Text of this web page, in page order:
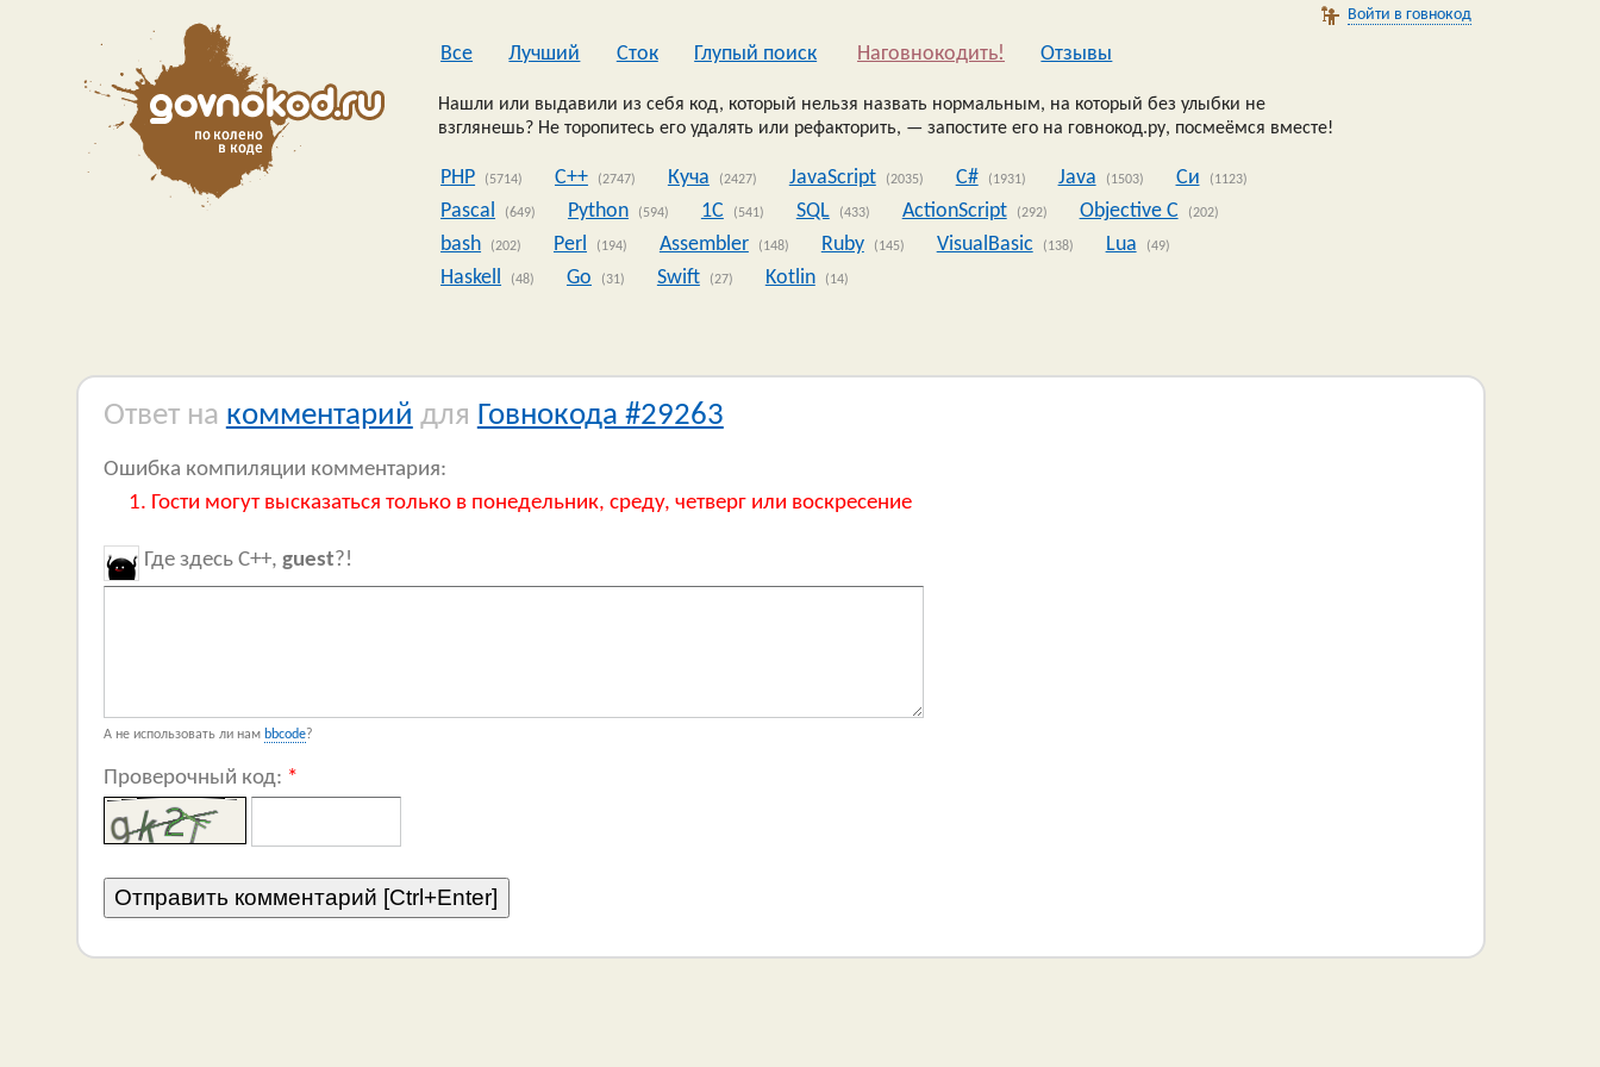
Войти в говнокод
Все Лучший Сток Глупый поиск Наговнокодить! Oтзывы
Нашли или выдавили из себя код, который нельзя назвать нормальным, на который без улыбки не
взглянешь? Не торопитесь его удалять или рефакторить, — запостите его на говнокод.ру, посмеёмся вместе!
PHP (5714) C++ (2747) Куча (2427) JavaScript (2035) C# (1931) Java (1503) Си (1123)
Pascal (649) Python (594) 1C (541) SQL (433) ActionScript (292) Objective C (202)
bash (202) Perl (194) Assembler (148) Ruby (145) VisualBasic (138) Lua (49)
Haskell (48) Go (31) Swift (27) Kotlin (14)
Ответ на комментарий для Говнокода #29263
Ошибка компиляции комментария:
Гости могут высказаться только в понедельник, среду, четверг или воскресение
Где здесь C++, guest?!
А не использовать ли нам bbcode?
Проверочный код: *